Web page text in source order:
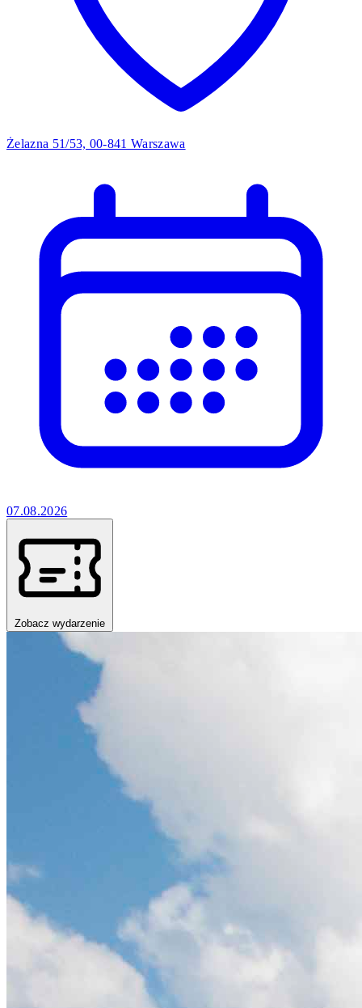
Żelazna 51/53, 00-841 Warszawa
07.08.2026
Zobacz wydarzenie